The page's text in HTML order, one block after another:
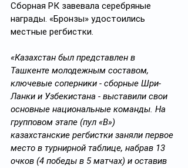
Сборная РК завевала серебряные
награды. «Бронзы» удостоились
местные регбистки.
«Казахстан был представлен в
Ташкенте молодежным составом,
ключевые соперники - сборные Шри-
Ланки и Узбекистана - выставили свои
основные национальные команды. На
групповом этапе (пул «B»)
казахстанские регбистки заняли первое
место в турнирной таблице, набрав 13
очков (4 победы в 5 матчах) и оставив